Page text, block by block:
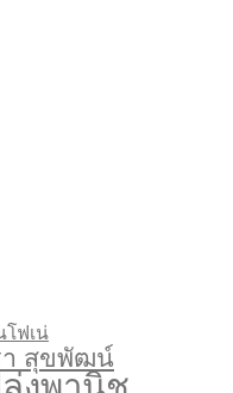
ฟเน่
สุขพัฒน์